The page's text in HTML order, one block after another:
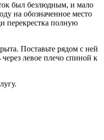
был безлюдным, и мало
на обозначенное место
перекрестка полную
Поставьте рядом с ней
левое плечо спиной к